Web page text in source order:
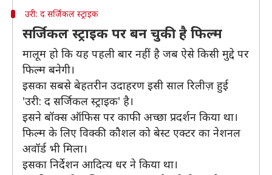
उरी: द सर्जिकल स्ट्राइक
सर्जिकल स्ट्राइक पर बन चुकी है फिल्म
मालूम हो कि यह पहली बार नहीं है जब ऐसे किसी मुद्दे पर
फिल्म बनेगी।
इसका सबसे बेहतरीन उदाहरण इसी साल रिलीज़ हुई
'उरी: द सर्जिकल स्ट्राइक' है।
इसने बॉक्स ऑफिस पर काफी अच्छा प्रदर्शन किया था।
फिल्म के लिए विक्की कौशल को बेस्ट एक्टर का नेशनल
अवॉर्ड भी मिला।
इसका निर्देशन आदित्य धर ने किया था।